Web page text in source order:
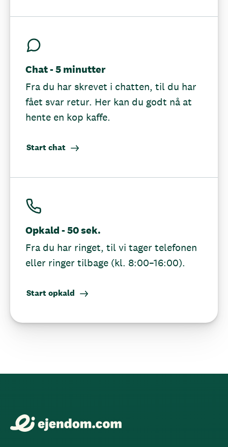
Chat - 5 minutter
Fra du har skrevet i chatten, til du har
fået svar retur. Her kan du godt nå at
hente en kop kaffe.
Start chat
Opkald - 50 sek.
Fra du har ringet, til vi tager telefonen
eller ringer tilbage (kl. 8:00–16:00).
Start opkald